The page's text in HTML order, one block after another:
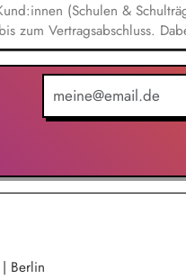
(Schulen &
zum Vertragsabschluss.
mit qualifizierten
Außerdem
im Bildungsbereich und
| Berlin